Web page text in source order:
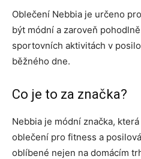
Oblečení Nebbia je určeno
být módní a zaroveň
sportovních aktivitách v
běžného dne.
Co je to za značka?
Nebbia je módní značka,
oblečení pro fitness a
oblíbené nejen na domácím